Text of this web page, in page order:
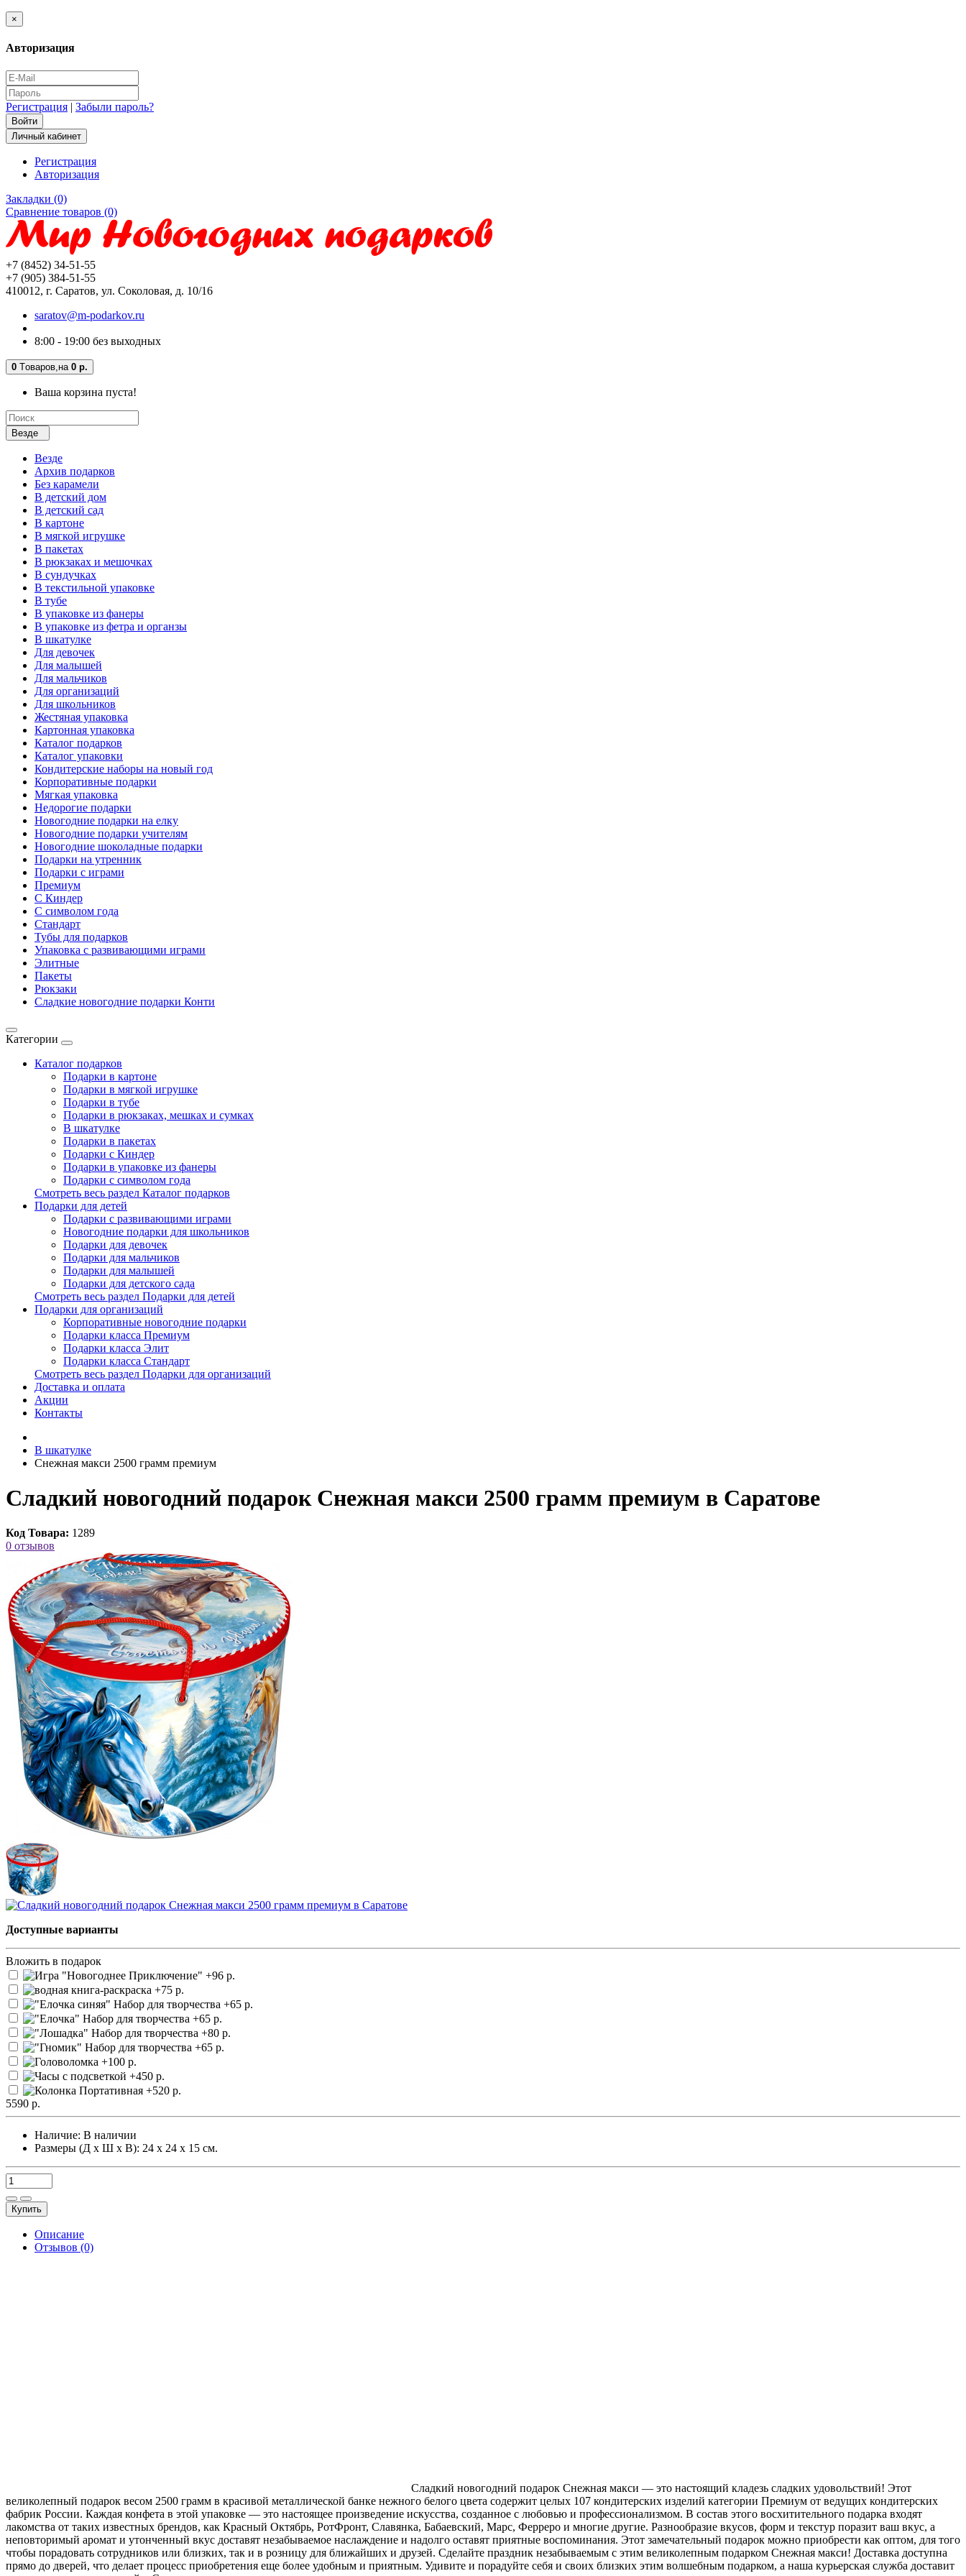
×
Авторизация
Регистрация | Забыли пароль?
Личный кабинет
Регистрация
Авторизация
Закладки (0)
Сравнение товаров (0)
+7 (8452) 34-51-55
+7 (905) 384-51-55
410012, г. Саратов, ул. Соколовая, д. 10/16
saratov@m-podarkov.ru
8:00 - 19:00 без выходных
0 Tоваров, на 0 р.
Ваша корзина пуста!
Везде
Везде
Архив подарков
Без карамели
В детский дом
В детский сад
В картоне
В мягкой игрушке
В пакетах
В рюкзаках и мешочках
В сундучках
В текстильной упаковке
В тубе
В упаковке из фанеры
В упаковке из фетра и органзы
В шкатулке
Для девочек
Для малышей
Для мальчиков
Для организаций
Для школьников
Жестяная упаковка
Картонная упаковка
Каталог подарков
Каталог упаковки
Кондитерские наборы на новый год
Корпоративные подарки
Мягкая упаковка
Недорогие подарки
Новогодние подарки на елку
Новогодние подарки учителям
Новогодние шоколадные подарки
Подарки на утренник
Подарки с играми
Премиум
С Киндер
С символом года
Стандарт
Тубы для подарков
Упаковка с развивающими играми
Элитные
Пакеты
Рюкзаки
Сладкие новогодние подарки Конти
Категории
Каталог подарков
Подарки в картоне
Подарки в мягкой игрушке
Подарки в тубе
Подарки в рюкзаках, мешках и сумках
В шкатулке
Подарки в пакетах
Подарки с Киндер
Подарки в упаковке из фанеры
Подарки с символом года
Смотреть весь раздел Каталог подарков
Подарки для детей
Подарки с развивающими играми
Новогодние подарки для школьников
Подарки для девочек
Подарки для мальчиков
Подарки для малышей
Подарки для детского сада
Смотреть весь раздел Подарки для детей
Подарки для организаций
Корпоративные новогодние подарки
Подарки класса Премиум
Подарки класса Элит
Подарки класса Стандарт
Смотреть весь раздел Подарки для организаций
Доставка и оплата
Акции
Контакты
В шкатулке
Снежная макси 2500 грамм премиум
Сладкий новогодний подарок Снежная макси 2500 грамм премиум в Саратове
Код Товара: 1289
0 отзывов
Доступные варианты
Вложить в подарок
5590 р.
Наличие: В наличии
Размеры (Д х Ш х В): 24 х 24 х 15 см.
Купить
Описание
Отзывов (0)
Сладкий новогодний подарок Снежная макси — это настоящий кладезь сладких удовольствий! Этот
великолепный подарок весом 2500 грамм в красивой металлической банке нежного белого цвета содержит целых 107 кондитерских изделий категории Премиум от ведущих кондитерских
фабрик России. Каждая конфета в этой упаковке — это настоящее произведение искусства, созданное с любовью и профессионализмом. В состав этого восхитительного подарка входят
лакомства от таких известных брендов, как Красный Октябрь, РотФронт, Славянка, Бабаевский, Марс, Ферреро и многие другие. Разнообразие вкусов, форм и текстур поразит ваш вкус, а
неповторимый аромат и утонченный вкус доставят незабываемое наслаждение и надолго оставят приятные воспоминания. Этот замечательный подарок можно приобрести как оптом, для того
чтобы порадовать сотрудников или близких, так и в розницу для ближайших и друзей. Сделайте праздник незабываемым с этим великолепным подарком Снежная макси! Доставка доступна
прямо до дверей, что делает процесс приобретения еще более удобным и приятным. Удивите и порадуйте себя и своих близких этим волшебным подарком, а наша курьерская служба доставит